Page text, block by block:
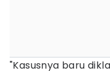
"Kasusnya baru